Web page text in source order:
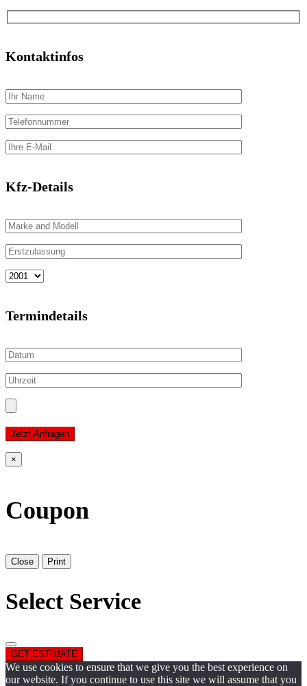
Kontaktinfos
Kfz-Details
Termindetails
Jetzt Anfragen
×
Coupon
Close Print
Select Service
GET ESTIMATE
We use cookies to ensure that we give you the best experience on
our website. If you continue to use this site we will assume that you